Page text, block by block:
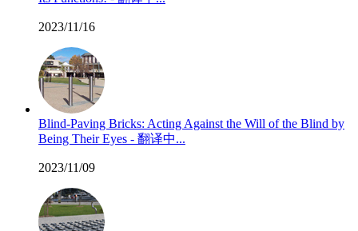
2023/11/16
Blind-Paving Bricks: Acting Against the Will of the Blind by
Being Their Eyes - 翻译中...
2023/11/09